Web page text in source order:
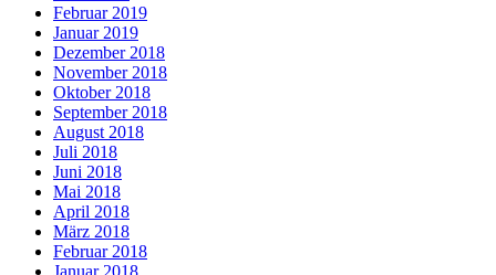
Februar 2019
Januar 2019
Dezember 2018
November 2018
Oktober 2018
September 2018
August 2018
Juli 2018
Juni 2018
Mai 2018
April 2018
März 2018
Februar 2018
Januar 2018